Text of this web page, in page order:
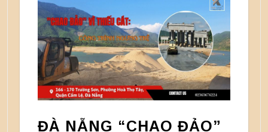
ĐÀ NẴNG “CHAO ĐẢO”